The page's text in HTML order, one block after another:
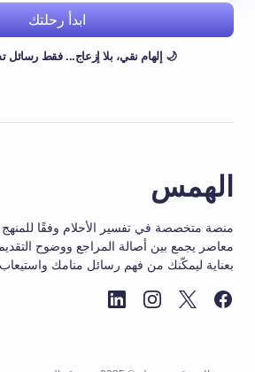
ابدأ رحلتك
🌙 إلهام نقي، بلا إزعاج... فقط رسائل
الهمس
منصة متخصصة في تفسير الأحلام وفقًا
معاصر يجمع بين أصالة المراجع ووضوح
بعناية ليمكّنك من فهم رسائل منامك واستيعاب